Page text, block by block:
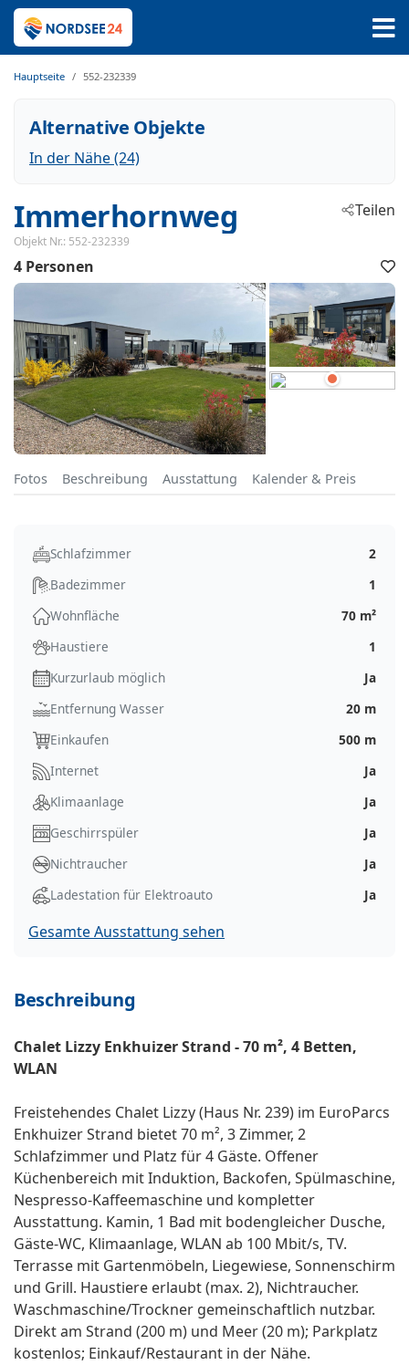
Hauptseite 552-232339
Alternative Objekte
In der Nähe (24)
Immerhornweg
- 1601DC
- Enkhuizen
Objekt Nr.: 552-232339
Teilen
4 Personen
Fotos Beschreibung Ausstattung Kalender & Preis
Schlafzimmer
2
Badezimmer
1
Wohnfläche
70 m²
Haustiere
1
Kurzurlaub möglich
Ja
Entfernung Wasser
20 m
Einkaufen
500 m
Internet
Ja
Klimaanlage
Ja
Geschirrspüler
Ja
Nichtraucher
Ja
Ladestation für Elektroauto
Ja
Gesamte Ausstattung sehen
Beschreibung
Chalet Lizzy Enkhuizer Strand - 70 m², 4 Betten,
WLAN
Freistehendes Chalet Lizzy (Haus Nr. 239) im EuroParcs
Enkhuizer Strand bietet 70 m², 3 Zimmer, 2
Schlafzimmer und Platz für 4 Gäste. Offener
Küchenbereich mit Induktion, Backofen, Spülmaschine,
Nespresso-Kaffeemaschine und kompletter
Ausstattung. Kamin, 1 Bad mit bodengleicher Dusche,
Gäste-WC, Klimaanlage, WLAN ab 100 Mbit/s, TV.
Terrasse mit Gartenmöbeln, Liegewiese, Sonnenschirm
und Grill. Haustiere erlaubt (max. 2), Nichtraucher.
Waschmaschine/Trockner gemeinschaftlich nutzbar.
Direkt am Strand (200 m) und Meer (20 m); Parkplatz
kostenlos; Einkauf/Restaurant in der Nähe.